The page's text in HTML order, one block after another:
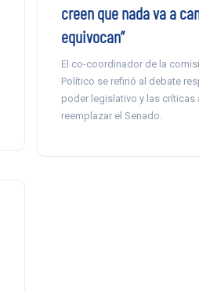
creen que nada va a
equivocan”
El co-coordinador de la
Político se refirió al debate
poder legislativo y las críticas
reemplazar el Senado.